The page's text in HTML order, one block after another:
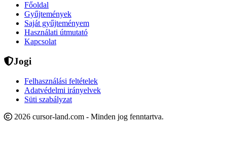
Főoldal
Gyűjtemények
Saját gyűjteményem
Használati útmutató
Kapcsolat
Jogi
Felhasználási feltételek
Adatvédelmi irányelvek
Süti szabályzat
2026 cursor-land.com - Minden jog fenntartva.